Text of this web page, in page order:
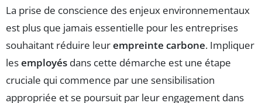
La prise de conscience des enjeux environnementaux
est plus que jamais essentielle pour les entreprises
souhaitant réduire leurempreinte carbone. Impliquer
lesemployés dans cette démarche est une étape
cruciale qui commence par une sensibilisation
appropriée et se poursuit par leur engagement dans